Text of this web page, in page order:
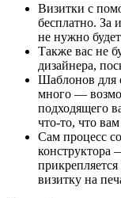
Визитки с
бесплатно. За
не нужно
Также вас не
дизайнера,
Шаблонов для
много —
подходящего
что-то, что
Сам процесс
конструктора
визитку на